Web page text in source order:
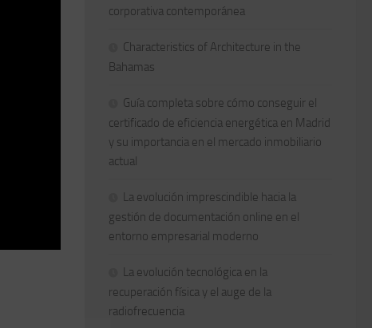
corporativa contemporánea
Characteristics of Architecture in the
Bahamas
Guía completa sobre cómo conseguir el
certificado de eficiencia energética en Madrid
y su importancia en el mercado inmobiliario
actual
La evolución imprescindible hacia la
gestión de documentación online en el
entorno empresarial moderno
La evolución tecnológica en la
recuperación física y el auge de la
radiofrecuencia